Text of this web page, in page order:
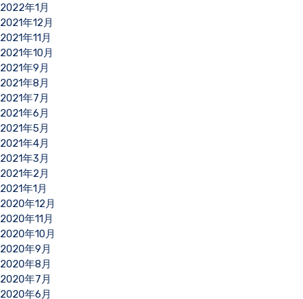
2022年1月
2021年12月
2021年11月
2021年10月
2021年9月
2021年8月
2021年7月
2021年6月
2021年5月
2021年4月
2021年3月
2021年2月
2021年1月
2020年12月
2020年11月
2020年10月
2020年9月
2020年8月
2020年7月
2020年6月